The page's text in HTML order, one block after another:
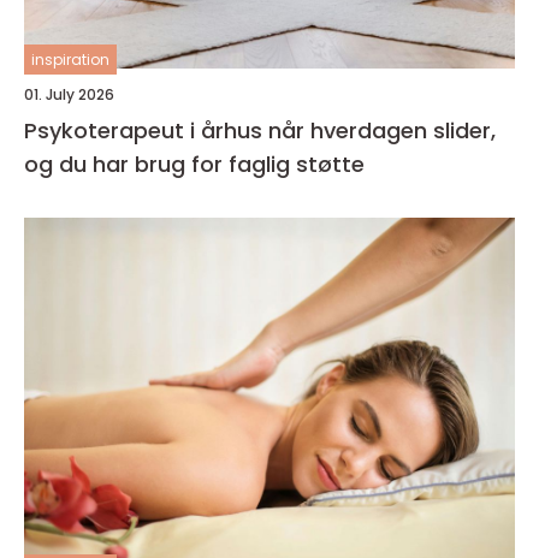
inspiration
01. July 2026
Psykoterapeut i århus når hverdagen slider,
og du har brug for faglig støtte